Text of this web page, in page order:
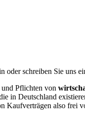
oder schreiben Sie uns
und Pflichten von
in Deutschland
Kaufverträgen also frei